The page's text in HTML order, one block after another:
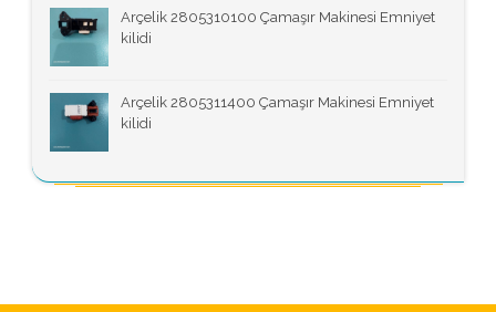
Arçelik 2805310100 Çamaşır Makinesi Emniyet
kilidi
Arçelik 2805311400 Çamaşır Makinesi Emniyet
kilidi